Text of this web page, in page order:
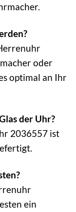
oder
optimal an Ihr
der Uhr?
2036557 ist
ein